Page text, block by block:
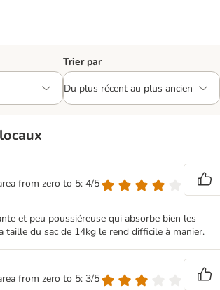
Trier par
from zero to 5: 4/5
et peu poussiéreuse qui absorbe bien les
taille du sac de 14kg le rend difficile à manier.
from zero to 5: 3/5